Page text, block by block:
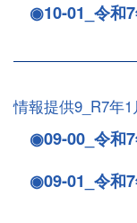
◉10-01_令和
情報提供9_R7年
◉09-00_令和
◉09-01_令和